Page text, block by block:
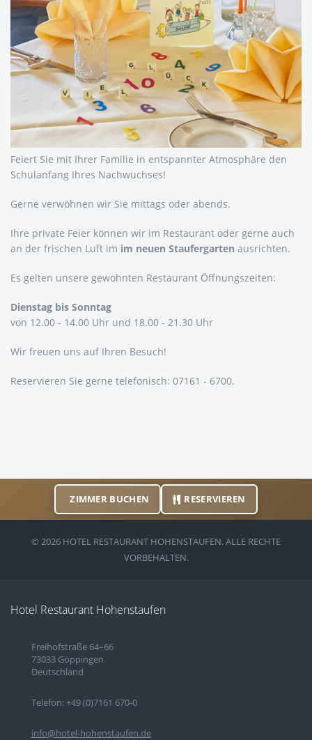
Feiert Sie mit Ihrer Familie in entspannter Atmosphäre den
Schulanfang Ihres Nachwuchses!
Gerne verwöhnen wir Sie mittags oder abends.
Ihre private Feier können wir im Restaurant oder gerne auch
an der frischen Luft im im neuen Staufergarten ausrichten.
Es gelten unsere gewohnten Restaurant Öffnungszeiten:
Dienstag bis Sonntag
von 12.00 - 14.00 Uhr und 18.00 - 21.30 Uhr
Wir freuen uns auf Ihren Besuch!
Reservieren Sie gerne telefonisch: 07161 - 6700.
ZIMMER BUCHEN RESERVIEREN
© 2026 HOTEL RESTAURANT HOHENSTAUFEN. ALLE RECHTE
VORBEHALTEN.
Hotel Restaurant Hohenstaufen
Freihofstraße 64–66
73033 Göppingen
Deutschland
Telefon: +49 (0)7161 670-0
info@hotel-hohenstaufen.de